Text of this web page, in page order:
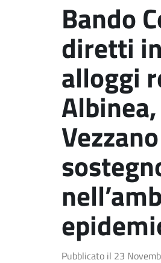
Bando
diretti
alloggi
Pubblicato il 23